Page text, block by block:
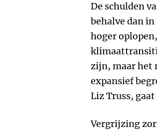
De schulden
behalve dan
hoger
zijn, maar het
expansief
Liz Truss,
Vergrijzing